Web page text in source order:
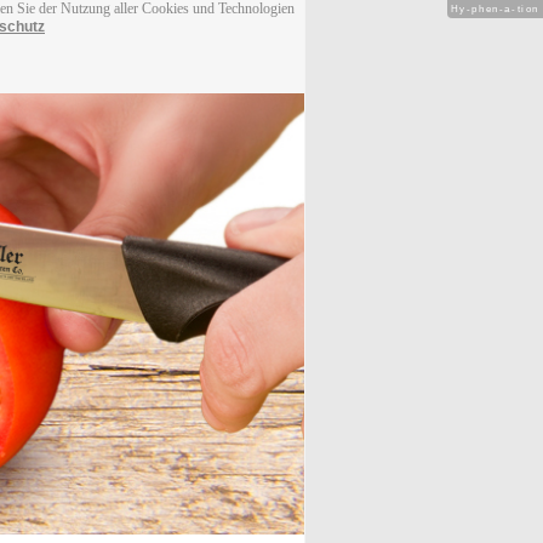
Sie der Nutzung aller Cookies und Technologien
Hy-phen-a-tion